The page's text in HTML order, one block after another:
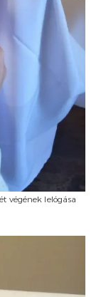
végének lelógása